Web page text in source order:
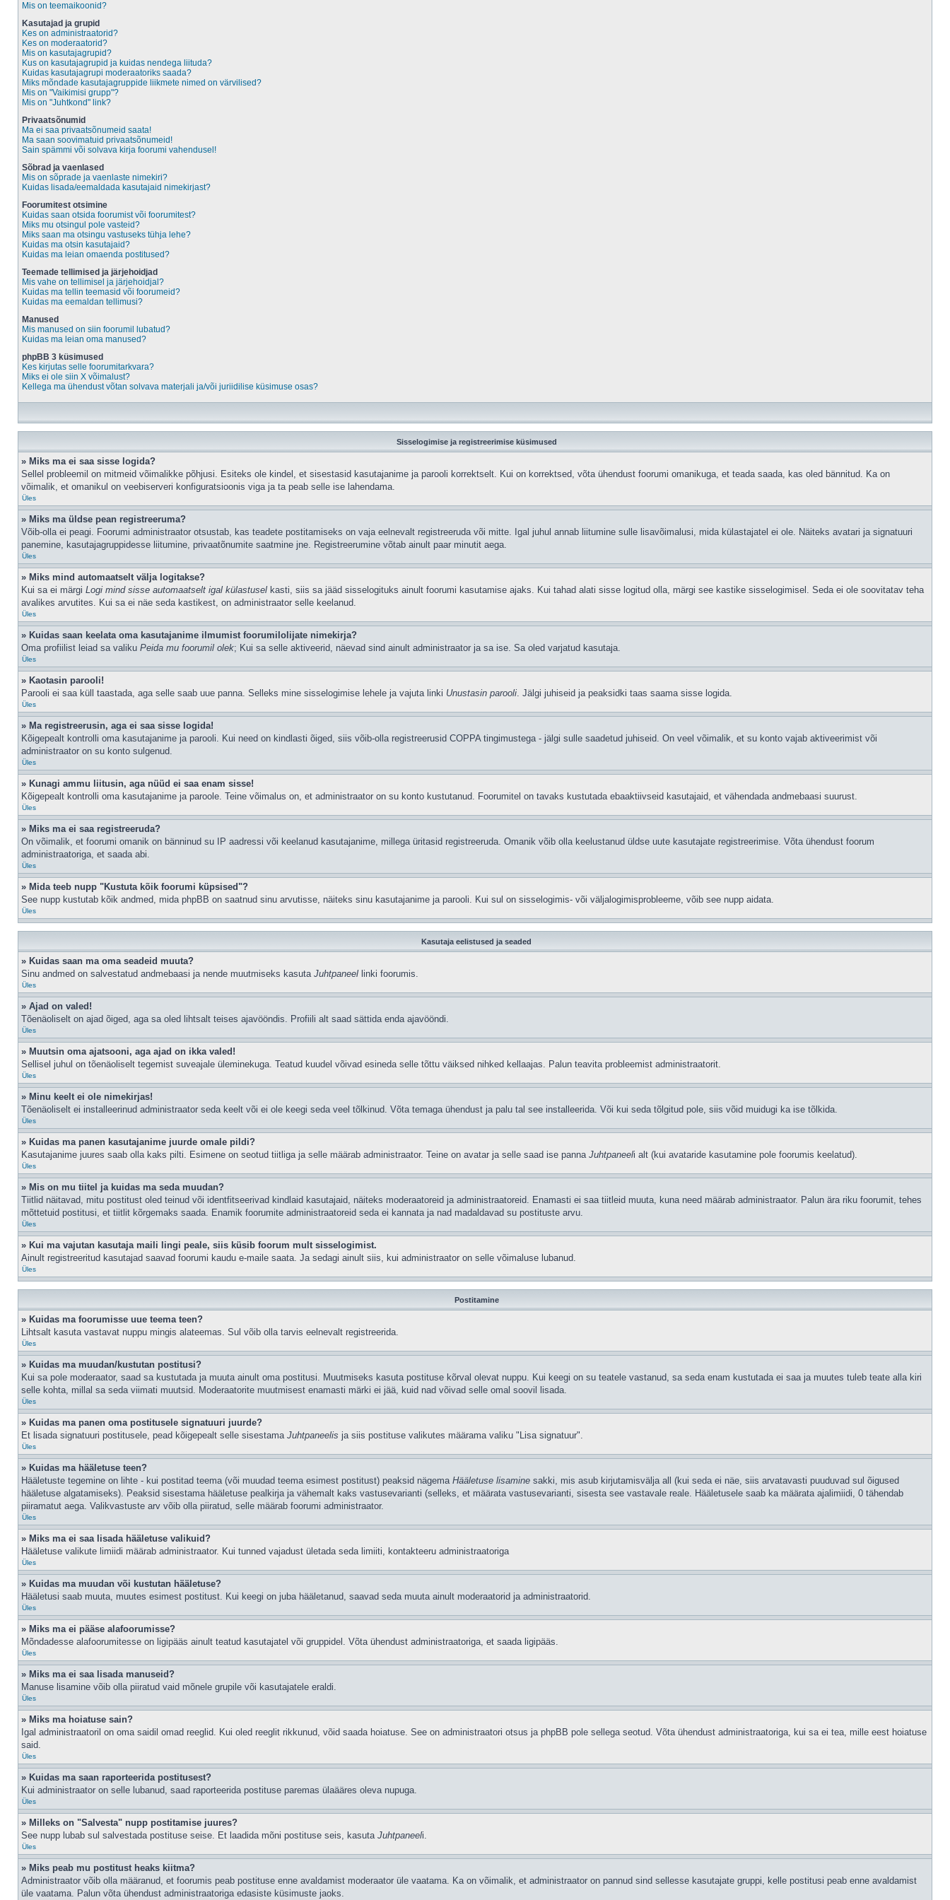
Mis on teemaikoonid?
Kasutajad ja grupid
Kes on administraatorid?
Kes on moderaatorid?
Mis on kasutajagrupid?
Kus on kasutajagrupid ja kuidas nendega liituda?
Kuidas kasutajagrupi moderaatoriks saada?
Miks mõndade kasutajagruppide liikmete nimed on värvilised?
Mis on "Vaikimisi grupp"?
Mis on "Juhtkond" link?
Privaatsõnumid
Ma ei saa privaatsõnumeid saata!
Ma saan soovimatuid privaatsõnumeid!
Sain spämmi või solvava kirja foorumi vahendusel!
Sõbrad ja vaenlased
Mis on sõprade ja vaenlaste nimekiri?
Kuidas lisada/eemaldada kasutajaid nimekirjast?
Foorumitest otsimine
Kuidas saan otsida foorumist või foorumitest?
Miks mu otsingul pole vasteid?
Miks saan ma otsingu vastuseks tühja lehe?
Kuidas ma otsin kasutajaid?
Kuidas ma leian omaenda postitused?
Teemade tellimised ja järjehoidjad
Mis vahe on tellimisel ja järjehoidjal?
Kuidas ma tellin teemasid või foorumeid?
Kuidas ma eemaldan tellimusi?
Manused
Mis manused on siin foorumil lubatud?
Kuidas ma leian oma manused?
phpBB 3 küsimused
Kes kirjutas selle foorumitarkvara?
Miks ei ole siin X võimalust?
Kellega ma ühendust võtan solvava materjali ja/või juriidilise küsimuse osas?
Sisselogimise ja registreerimise küsimused
» Miks ma ei saa sisse logida?
Sellel probleemil on mitmeid võimalikke põhjusi. Esiteks ole kindel, et sisestasid kasutajanime ja parooli korrektselt. Kui on korrektsed, võta ühendust foorumi omanikuga, et teada saada, kas oled bännitud. Ka on
võimalik, et omanikul on veebiserveri konfiguratsioonis viga ja ta peab selle ise lahendama.
Üles
» Miks ma üldse pean registreeruma?
Võib-olla ei peagi. Foorumi administraator otsustab, kas teadete postitamiseks on vaja eelnevalt registreeruda või mitte. Igal juhul annab liitumine sulle lisavõimalusi, mida külastajatel ei ole. Näiteks avatari ja signatuuri
panemine, kasutajagruppidesse liitumine, privaatõnumite saatmine jne. Registreerumine võtab ainult paar minutit aega.
Üles
» Miks mind automaatselt välja logitakse?
Kui sa ei märgi Logi mind sisse automaatselt igal külastusel kasti, siis sa jääd sisselogituks ainult foorumi kasutamise ajaks. Kui tahad alati sisse logitud olla, märgi see kastike sisselogimisel. Seda ei ole soovitatav teha
avalikes arvutites. Kui sa ei näe seda kastikest, on administraator selle keelanud.
Üles
» Kuidas saan keelata oma kasutajanime ilmumist foorumilolijate nimekirja?
Oma profiilist leiad sa valiku Peida mu foorumil olek; Kui sa selle aktiveerid, näevad sind ainult administraator ja sa ise. Sa oled varjatud kasutaja.
Üles
» Kaotasin parooli!
Parooli ei saa küll taastada, aga selle saab uue panna. Selleks mine sisselogimise lehele ja vajuta linki Unustasin parooli. Jälgi juhiseid ja peaksidki taas saama sisse logida.
Üles
» Ma registreerusin, aga ei saa sisse logida!
Kõigepealt kontrolli oma kasutajanime ja parooli. Kui need on kindlasti õiged, siis võib-olla registreerusid COPPA tingimustega - jälgi sulle saadetud juhiseid. On veel võimalik, et su konto vajab aktiveerimist või
administraator on su konto sulgenud.
Üles
» Kunagi ammu liitusin, aga nüüd ei saa enam sisse!
Kõigepealt kontrolli oma kasutajanime ja paroole. Teine võimalus on, et administraator on su konto kustutanud. Foorumitel on tavaks kustutada ebaaktiivseid kasutajaid, et vähendada andmebaasi suurust.
Üles
» Miks ma ei saa registreeruda?
On võimalik, et foorumi omanik on bänninud su IP aadressi või keelanud kasutajanime, millega üritasid registreeruda. Omanik võib olla keelustanud üldse uute kasutajate registreerimise. Võta ühendust foorum
administraatoriga, et saada abi.
Üles
» Mida teeb nupp "Kustuta kõik foorumi küpsised"?
See nupp kustutab kõik andmed, mida phpBB on saatnud sinu arvutisse, näiteks sinu kasutajanime ja parooli. Kui sul on sisselogimis- või väljalogimisprobleeme, võib see nupp aidata.
Üles
Kasutaja eelistused ja seaded
» Kuidas saan ma oma seadeid muuta?
Sinu andmed on salvestatud andmebaasi ja nende muutmiseks kasuta Juhtpaneel linki foorumis.
Üles
» Ajad on valed!
Tõenäoliselt on ajad õiged, aga sa oled lihtsalt teises ajavööndis. Profiili alt saad sättida enda ajavööndi.
Üles
» Muutsin oma ajatsooni, aga ajad on ikka valed!
Sellisel juhul on tõenäoliselt tegemist suveajale üleminekuga. Teatud kuudel võivad esineda selle tõttu väiksed nihked kellaajas. Palun teavita probleemist administraatorit.
Üles
» Minu keelt ei ole nimekirjas!
Tõenäoliselt ei installeerinud administraator seda keelt või ei ole keegi seda veel tõlkinud. Võta temaga ühendust ja palu tal see installeerida. Või kui seda tõlgitud pole, siis võid muidugi ka ise tõlkida.
Üles
» Kuidas ma panen kasutajanime juurde omale pildi?
Kasutajanime juures saab olla kaks pilti. Esimene on seotud tiitliga ja selle määrab administraator. Teine on avatar ja selle saad ise panna Juhtpaneeli alt (kui avataride kasutamine pole foorumis keelatud).
Üles
» Mis on mu tiitel ja kuidas ma seda muudan?
Tiitlid näitavad, mitu postitust oled teinud või identfitseerivad kindlaid kasutajaid, näiteks moderaatoreid ja administraatoreid. Enamasti ei saa tiitleid muuta, kuna need määrab administraator. Palun ära riku foorumit, tehes
mõttetuid postitusi, et tiitlit kõrgemaks saada. Enamik foorumite administraatoreid seda ei kannata ja nad madaldavad su postituste arvu.
Üles
» Kui ma vajutan kasutaja maili lingi peale, siis küsib foorum mult sisselogimist.
Ainult registreeritud kasutajad saavad foorumi kaudu e-maile saata. Ja sedagi ainult siis, kui administraator on selle võimaluse lubanud.
Üles
Postitamine
» Kuidas ma foorumisse uue teema teen?
Lihtsalt kasuta vastavat nuppu mingis alateemas. Sul võib olla tarvis eelnevalt registreerida.
Üles
» Kuidas ma muudan/kustutan postitusi?
Kui sa pole moderaator, saad sa kustutada ja muuta ainult oma postitusi. Muutmiseks kasuta postituse kõrval olevat nuppu. Kui keegi on su teatele vastanud, sa seda enam kustutada ei saa ja muutes tuleb teate alla kiri
selle kohta, millal sa seda viimati muutsid. Moderaatorite muutmisest enamasti märki ei jää, kuid nad võivad selle omal soovil lisada.
Üles
» Kuidas ma panen oma postitusele signatuuri juurde?
Et lisada signatuuri postitusele, pead kõigepealt selle sisestama Juhtpaneelis ja siis postituse valikutes määrama valiku "Lisa signatuur".
Üles
» Kuidas ma hääletuse teen?
Hääletuste tegemine on lihte - kui postitad teema (või muudad teema esimest postitust) peaksid nägema Hääletuse lisamine sakki, mis asub kirjutamisvälja all (kui seda ei näe, siis arvatavasti puuduvad sul õigused
hääletuse algatamiseks). Peaksid sisestama hääletuse pealkirja ja vähemalt kaks vastusevarianti (selleks, et määrata vastusevarianti, sisesta see vastavale reale. Hääletusele saab ka määrata ajalimiidi, 0 tähendab
piiramatut aega. Valikvastuste arv võib olla piiratud, selle määrab foorumi administraator.
Üles
» Miks ma ei saa lisada hääletuse valikuid?
Hääletuse valikute limiidi määrab administraator. Kui tunned vajadust ületada seda limiiti, kontakteeru administraatoriga
Üles
» Kuidas ma muudan või kustutan hääletuse?
Hääletusi saab muuta, muutes esimest postitust. Kui keegi on juba hääletanud, saavad seda muuta ainult moderaatorid ja administraatorid.
Üles
» Miks ma ei pääse alafoorumisse?
Mõndadesse alafoorumitesse on ligipääs ainult teatud kasutajatel või gruppidel. Võta ühendust administraatoriga, et saada ligipääs.
Üles
» Miks ma ei saa lisada manuseid?
Manuse lisamine võib olla piiratud vaid mõnele grupile või kasutajatele eraldi.
Üles
» Miks ma hoiatuse sain?
Igal administraatoril on oma saidil omad reeglid. Kui oled reeglit rikkunud, võid saada hoiatuse. See on administraatori otsus ja phpBB pole sellega seotud. Võta ühendust administraatoriga, kui sa ei tea, mille eest hoiatuse
said.
Üles
» Kuidas ma saan raporteerida postitusest?
Kui administraator on selle lubanud, saad raporteerida postituse paremas ülaääres oleva nupuga.
Üles
» Milleks on "Salvesta" nupp postitamise juures?
See nupp lubab sul salvestada postituse seise. Et laadida mõni postituse seis, kasuta Juhtpaneeli.
Üles
» Miks peab mu postitust heaks kiitma?
Administraator võib olla määranud, et foorumis peab postituse enne avaldamist moderaator üle vaatama. Ka on võimalik, et administraator on pannud sind sellesse kasutajate gruppi, kelle postitusi peab enne avaldamist
üle vaatama. Palun võta ühendust administraatoriga edasiste küsimuste jaoks.